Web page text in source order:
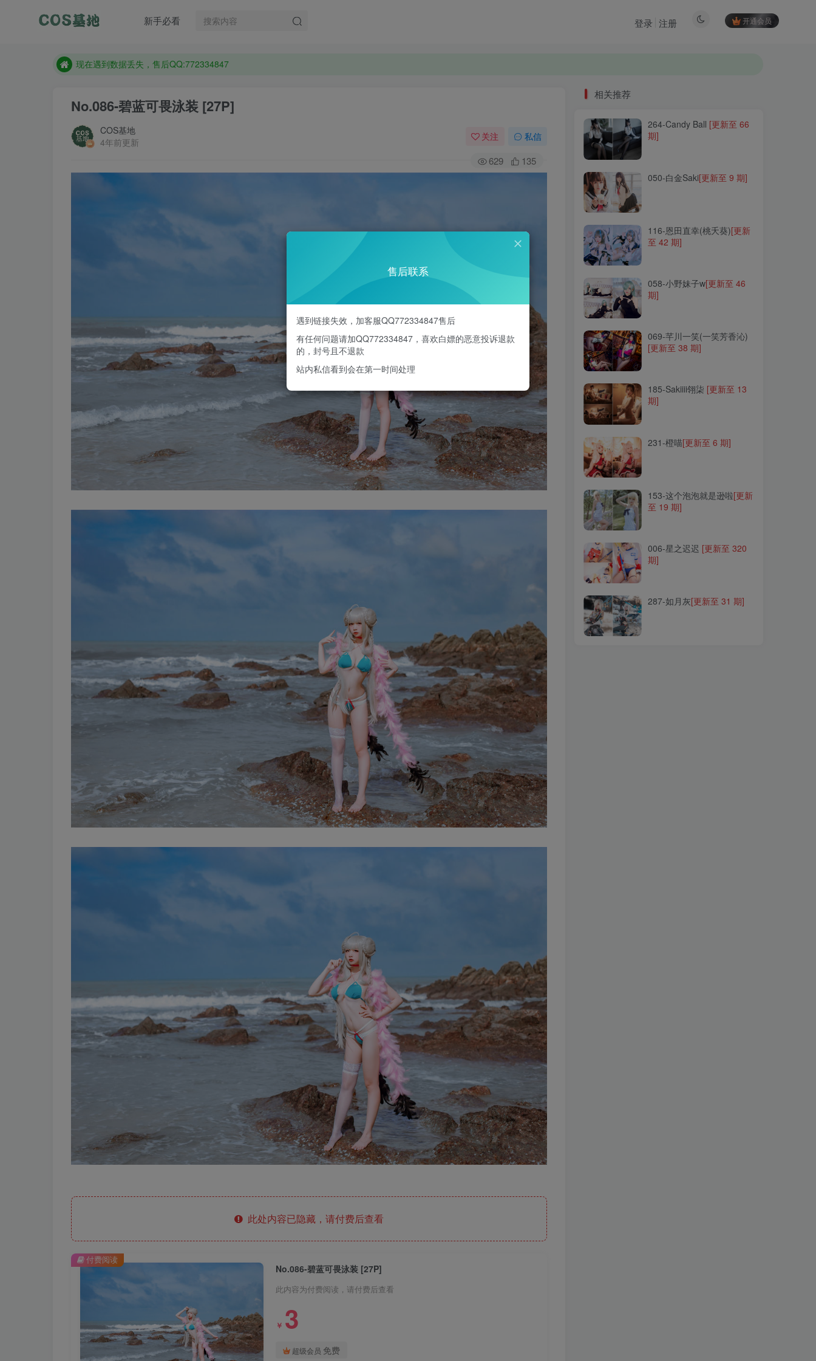
新手必看 开通会员
登录 注册
想看那个coser作品，请在搜索框搜索
售后QQ:772334847
No.086-碧蓝可畏泳装 [27P]
COS基地
4年前更新
关注 私信
629 135
此处内容已隐藏，请付费后查看
No.086-碧蓝可畏泳装 [27P]
此内容为付费阅读，请付费后查看
￥ 3
超级会员 免费
付费阅读
058-小野妹子w
069-芊川一笑(一笑芳香沁)
185-Sakiiii翎柒
006-星之迟迟
287-如月灰
相关推荐
264-Candy Ball [更新至 66
期]
050-白金Saki[更新至 9 期]
116-恩田直幸(桃夭葵)[更新
至 42 期]
058-小野妹子w[更新至 46
期]
069-芊川一笑(一笑芳香沁)
[更新至 38 期]
185-Sakiiii翎柒 [更新至 13
期]
231-橙喵[更新至 6 期]
153-这个泡泡就是逊啦[更新
至 19 期]
006-星之迟迟 [更新至 320
期]
287-如月灰[更新至 31 期]
售后联系
遇到链接失效，加客服QQ772334847售后
有任何问题请加QQ772334847，喜欢白嫖的恶意投诉退款
的，封号且不退款
站内私信看到会在第一时间处理